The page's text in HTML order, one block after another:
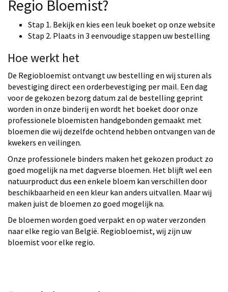
Regio Bloemist?
Stap 1. Bekijk en kies een leuk boeket op onze website
Stap 2. Plaats in 3 eenvoudige stappen uw bestelling
Hoe werkt het
De Regiobloemist ontvangt uw bestelling en wij sturen als
bevestiging direct een orderbevestiging per mail. Een dag
voor de gekozen bezorg datum zal de bestelling geprint
worden in onze binderij en wordt het boeket door onze
professionele bloemisten handgebonden gemaakt met
bloemen die wij dezelfde ochtend hebben ontvangen van de
kwekers en veilingen.
Onze professionele binders maken het gekozen product zo
goed mogelijk na met dagverse bloemen. Het blijft wel een
natuurproduct dus een enkele bloem kan verschillen door
beschikbaarheid en een kleur kan anders uitvallen. Maar wij
maken juist de bloemen zo goed mogelijk na.
De bloemen worden goed verpakt en op water verzonden
naar elke regio van België. Regiobloemist, wij zijn uw
bloemist voor elke regio.